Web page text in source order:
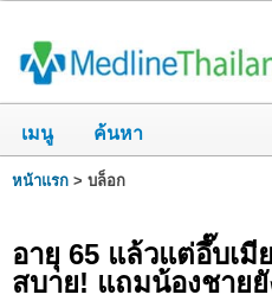
เมนู ค้นหา
หน้าแรก > บล็อก
อายุ 65 แล้วแต่อึ๊บเมี
สบาย! แถมน้องชาย